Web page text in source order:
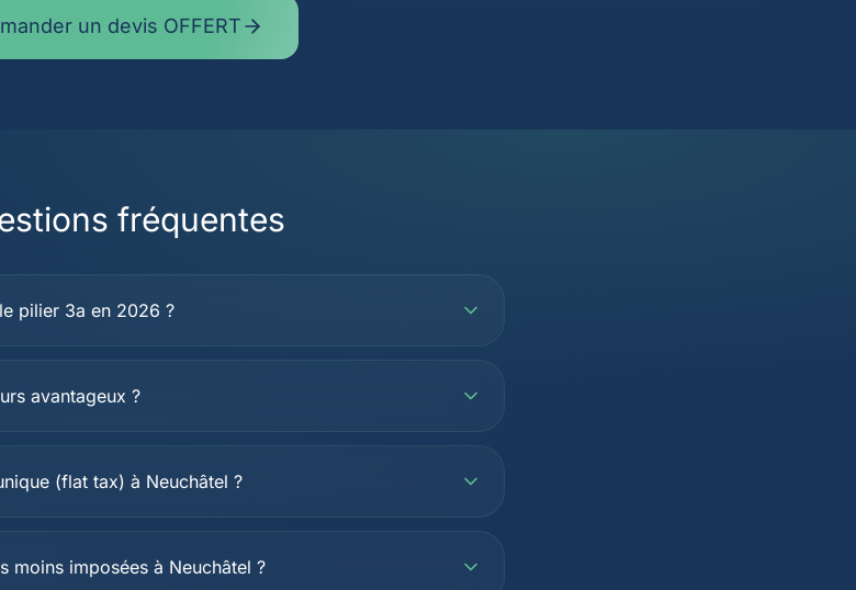
un devis OFFERT
fréquentes
pilier 3a en 2026 ?
avantageux ?
(flat tax) à Neuchâtel ?
moins imposées à Neuchâtel ?